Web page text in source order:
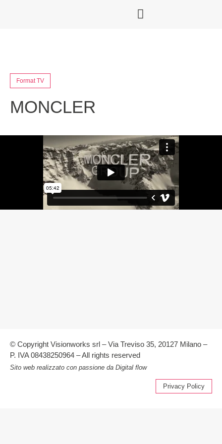
Format TV
MONCLER
© Copyright Visionworks srl – Via Treviso 35, 20127 Milano –
P. IVA 08438250964 – All rights reserved
Sito web realizzato con passione da Digital flow
Privacy Policy